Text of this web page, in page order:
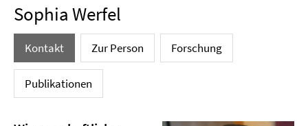
Sophia Werfel
Kontakt Zur Person Forschung
Publikationen